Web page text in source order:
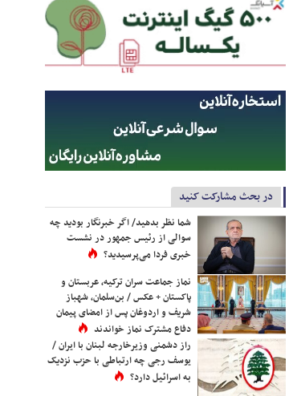
در بحث مشارکت کنید
شما نظر بدهید/ اگر خبرنگار بودید چه
سوالی از رئیس جمهور در نشست
خبری فردا می‌پرسیدید؟
نماز جماعت سران ترکیه، عربستان و
پاکستان + عکس / بن‌سلمان، شهباز
شریف و اردوغان پس از امضای پیمان
دفاع مشترک نماز خواندند
راز دشمنی وزیرخارجه لبنان با ایران /
یوسف رجی چه ارتباطی با حزب نزدیک
به اسرائیل دارد؟